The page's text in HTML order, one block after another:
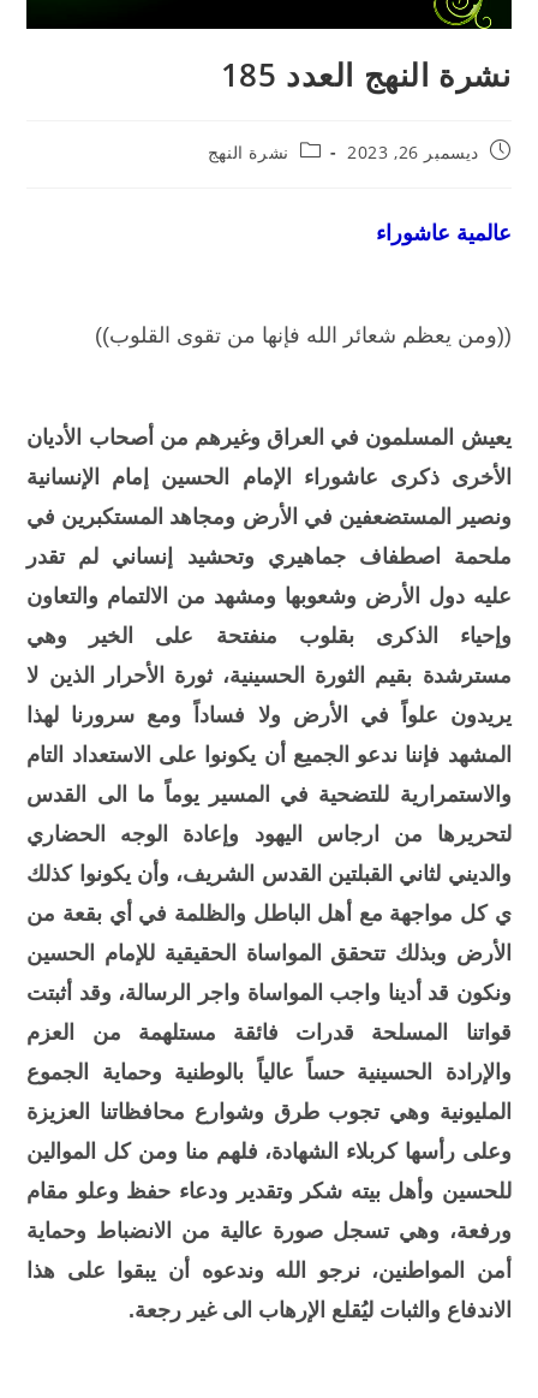
نشرة النهج العدد 185
ديسمبر 26, 2023 نشرة النهج
عالمية عاشوراء
((ومن يعظم شعائر الله فإنها من تقوى القلوب))
يعيش المسلمون في العراق وغيرهم من أصحاب الأديان
الأخرى ذكرى عاشوراء الإمام الحسين إمام الإنسانية
ونصير المستضعفين في الأرض ومجاهد المستكبرين في
ملحمة اصطفاف جماهيري وتحشيد إنساني لم تقدر
عليه دول الأرض وشعوبها ومشهد من الالتمام والتعاون
وإحياء الذكرى بقلوب منفتحة على الخير وهي
مسترشدة بقيم الثورة الحسينية، ثورة الأحرار الذين لا
يريدون علواً في الأرض ولا فساداً ومع سرورنا لهذا
المشهد فإننا ندعو الجميع أن يكونوا على الاستعداد التام
والاستمرارية للتضحية في المسير يوماً ما الى القدس
لتحريرها من ارجاس اليهود وإعادة الوجه الحضاري
والديني لثاني القبلتين القدس الشريف، وأن يكونوا كذلك
ي كل مواجهة مع أهل الباطل والظلمة في أي بقعة من
الأرض وبذلك تتحقق المواساة الحقيقية للإمام الحسين
ونكون قد أدينا واجب المواساة واجر الرسالة، وقد أثبتت
قواتنا المسلحة قدرات فائقة مستلهمة من العزم
والإرادة الحسينية حساً عالياً بالوطنية وحماية الجموع
المليونية وهي تجوب طرق وشوارع محافظاتنا العزيزة
وعلى رأسها كربلاء الشهادة، فلهم منا ومن كل الموالين
للحسين وأهل بيته شكر وتقدير ودعاء حفظ وعلو مقام
ورفعة، وهي تسجل صورة عالية من الانضباط وحماية
أمن المواطنين، نرجو الله وندعوه أن يبقوا على هذا
الاندفاع والثبات ليُقلع الإرهاب الى غير رجعة.